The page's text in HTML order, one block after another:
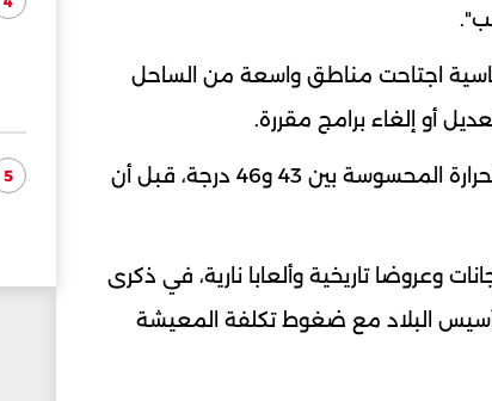
مع موجة حر قاسية اجتاحت مناطق واسعة من الساحل
أو إلغاء برامج مقررة.
وفي واشنطن، بلغت درجات الحرارة نحو 39 درجة مئوية، فيما تراوح مؤشر الحرارة المحسوسة بين 43 و46 درجة، قبل أن
وعروضا تاريخية وألعابا نارية، في ذكرى
البلاد مع ضغوط تكلفة المعيشة
5